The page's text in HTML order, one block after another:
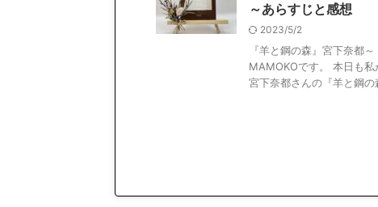
～あらすじと感想
2023/5/2
『羊と鋼の森』宮下奈都
MAMOKOです。 本日も私
宮下奈都さんの『羊と鋼